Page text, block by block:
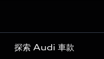
探索 Audi 車款